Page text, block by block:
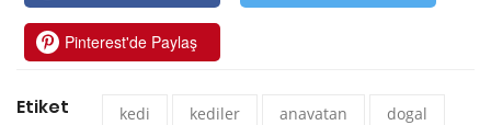
Pinterest'de Paylaş
Etiket kedi kediler anavatan dogal